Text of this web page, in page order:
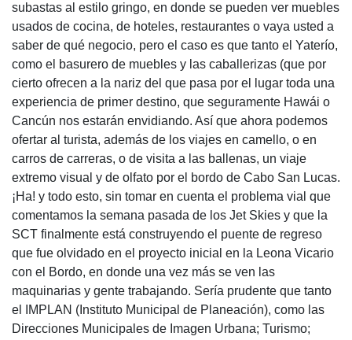
subastas al estilo gringo, en donde se pueden ver muebles
usados de cocina, de hoteles, restaurantes o vaya usted a
saber de qué negocio, pero el caso es que tanto el Yaterío,
como el basurero de muebles y las caballerizas (que por
cierto ofrecen a la nariz del que pasa por el lugar toda una
experiencia de primer destino, que seguramente Hawái o
Cancún nos estarán envidiando. Así que ahora podemos
ofertar al turista, además de los viajes en camello, o en
carros de carreras, o de visita a las ballenas, un viaje
extremo visual y de olfato por el bordo de Cabo San Lucas.
¡Ha! y todo esto, sin tomar en cuenta el problema vial que
comentamos la semana pasada de los Jet Skies y que la
SCT finalmente está construyendo el puente de regreso
que fue olvidado en el proyecto inicial en la Leona Vicario
con el Bordo, en donde una vez más se ven las
maquinarias y gente trabajando. Sería prudente que tanto
el IMPLAN (Instituto Municipal de Planeación), como las
Direcciones Municipales de Imagen Urbana; Turismo;